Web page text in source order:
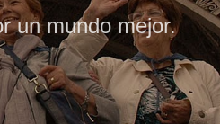
un mundo mejor.